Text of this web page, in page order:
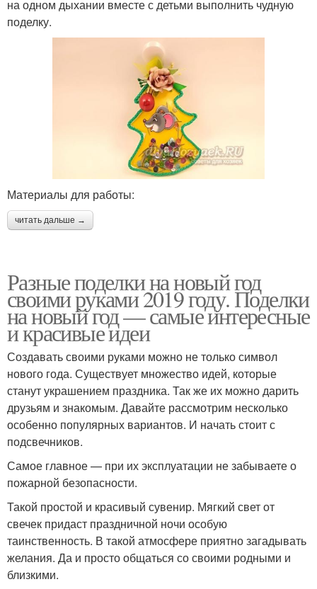
на одном дыхании вместе с детьми выполнить чудную
поделку.
Материалы для работы:
читать дальше →
Разные поделки на новый год
своими руками 2019 году. Поделки
на новый год — самые интересные
и красивые идеи
Создавать своими руками можно не только символ
нового года. Существует множество идей, которые
станут украшением праздника. Так же их можно дарить
друзьям и знакомым. Давайте рассмотрим несколько
особенно популярных вариантов. И начать стоит с
подсвечников.
Самое главное — при их эксплуатации не забываете о
пожарной безопасности.
Такой простой и красивый сувенир. Мягкий свет от
свечек придаст праздничной ночи особую
таинственность. В такой атмосфере приятно загадывать
желания. Да и просто общаться со своими родными и
близкими.